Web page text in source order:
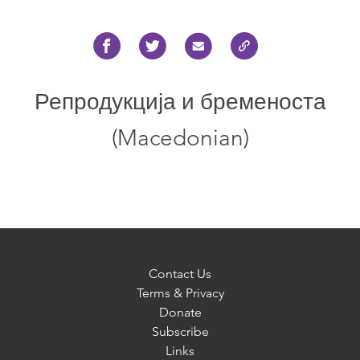
Репродукција и бременоста
(Macedonian)
Contact Us
Terms & Privacy
Donate
Subscribe
Links